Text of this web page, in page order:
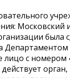
Московский
была
лицо с номером